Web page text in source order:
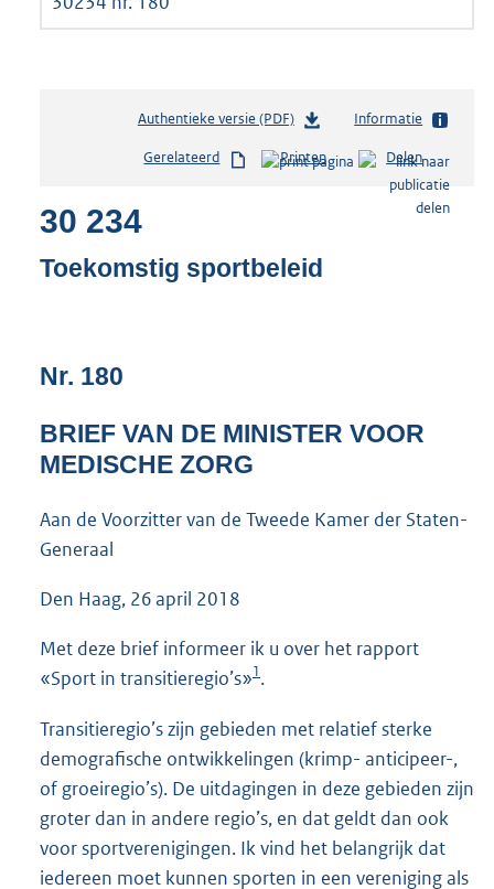
Authentieke versie (PDF)b
s
s
e
8
Informatie
Gerelateerd Printen Delen
30 234
Toekomstig sportbeleid
Nr. 180
BRIEF VAN DE MINISTER VOOR
MEDISCHE ZORG
Aan de Voorzitter van de Tweede Kamer der Staten-
Generaal
Den Haag, 26 april 2018
Met deze brief informeer ik u over het rapport
«Sport in transitieregio’s»1.
Transitieregio’s zijn gebieden met relatief sterke
demografische ontwikkelingen (krimp- anticipeer-,
of groeiregio’s). De uitdagingen in deze gebieden zijn
groter dan in andere regio’s, en dat geldt dan ook
voor sportverenigingen. Ik vind het belangrijk dat
iedereen moet kunnen sporten in een vereniging als